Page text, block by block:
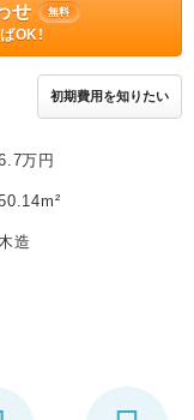
せ 無料
OK!
初期費用を知りたい
万円
造